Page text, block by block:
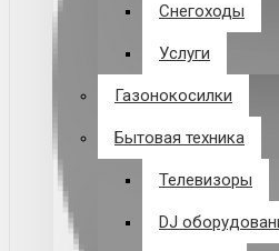
Снегоходы
Услуги
Газонокосилки
Бытовая техника
Телевизоры
DJ